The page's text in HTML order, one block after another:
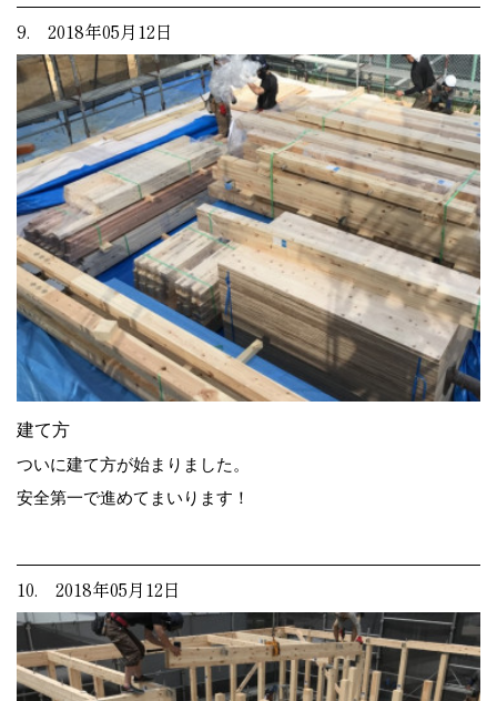
9. 2018年05月12日
建て方
ついに建て方が始まりました。
安全第一で進めてまいります！
10. 2018年05月12日